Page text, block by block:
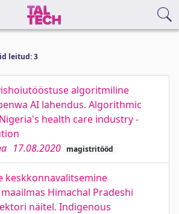
leitud: 3
algoritmiline
AI lahendus. Algorithmic
health care industry -
17.08.2020 magistritööd
keskkonnavalitsemine
Himachal Pradeshi
näitel. Indigenous